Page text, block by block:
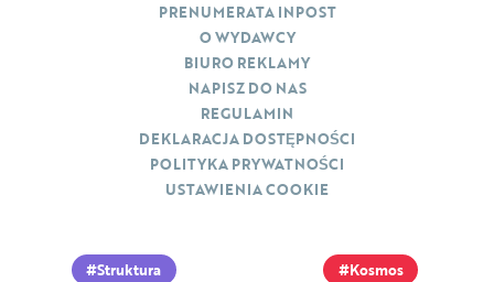
Struktura Kosmos
PRENUMERATA INPOST
O WYDAWCY
BIURO REKLAMY
NAPISZ DO NAS
REGULAMIN
DEKLARACJA DOSTĘPNOŚCI
POLITYKA PRYWATNOŚCI
USTAWIENIA COOKIE